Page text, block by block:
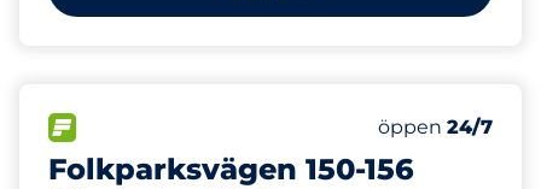
Folkparksvägen 150-156
Antal
Totalt antal
Electric Car
öppen 24/7
729 m